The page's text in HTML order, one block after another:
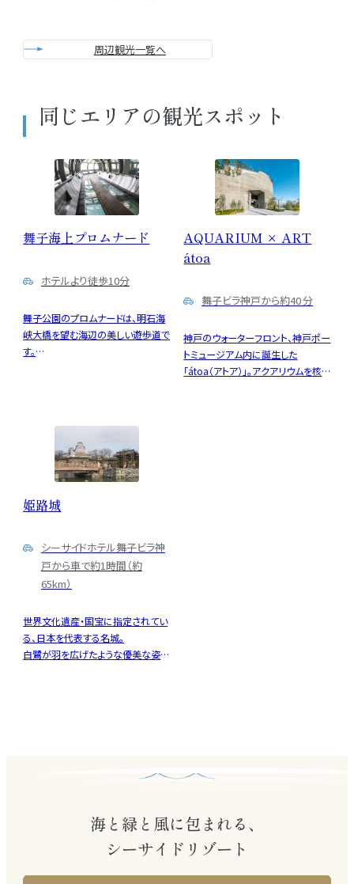
周辺観光一覧へ
同じエリアの観光スポット
舞子海上プロムナード
ホテルより徒歩10分
舞子公園のプロムナードは、明石海
峡大橋を望む海辺の美しい遊歩道で
す。
AQUARIUM × ART
átoa
舞子ビラ神戸から約40 分
神戸のウォーターフロント、神戸ポー
トミュージアム内に誕生した
「átoa（アトア）」。アクアリウムを核
姫路城
シーサイドホテル舞子ビラ神
戸から車で約1時間（約
65km）
世界文化遺産・国宝に指定されてい
る、日本を代表する名城。
白鷺が羽を広げたような優美な姿か
海と緑と風に包まれる、
シーサイドリゾート